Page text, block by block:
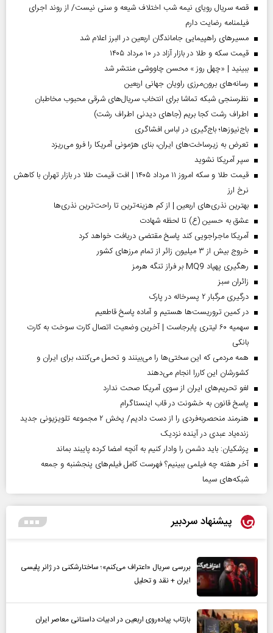
قصه سریال رویای نیمه شب اختلاف شیعه و سنی نیست/ از روند اجرای
فیلمنامه رضایت دارم
مسیر‌های راهپیمایی جاماندگان اربعین در البرز اعلام شد
قیمت سکه و طلا در بازار آزاد در ۱۰ مرداد ۱۴۰۵
ببینید | «چهل روز » محسن چاووشی منتشر شد
رسانه‌های برون‌مرزی راویان جهانی اربعین
نظرسنجی شبکه تماشا برای انتخاب سریال‌های شرقی محبوب مخاطبان
اطراف رشت کجا بریم (جاهای دیدنی اطراف رشت)
باج‌نیوزها؛ باج‌گیری در لباس افشاگری
تعرض به زیرساخت‌های ایران، بنای هژمونی آمریکا را فرو می‌ریزد
سپر آمریکا نشوید
قیمت طلا و سکه امروز ۱۱ مرداد ۱۴۰۵ | افت قیمت طلا در بازار تهران با کاهش
نرخ ارز
بهترین نذری‌های اربعین | از کم هزینه‌ترین تا راحت‌ترین نذری‌ها
عشق به حسین (ع) تا لحظه شهادت
آمریکا ماجراجویی کند پاسخ مقتضی دریافت خواهد کرد
خروج بیش از ۳ میلیون زائر از تمام مرز‌های کشور
رهگیری پهپاد MQ9 بر فراز تنگه هرمز
‌زائران سبز
درگیری مرگبار ۲ پسرخاله در پارک
در کمین تروریست‌ها هستیم و آماده پاسخ قاطعیم
سهمیه ۶۰ لیتری پابرجاست | آخرین وضعیت اتصال کارت سوخت به کارت
بانکی
همه مردمی که این سختی‌ها را می‌بینند و تحمل می‌کنند، برای ایران و
کشورشان این کاررا انجام می‌دهند
لغو تحریم‌های ایران از سوی آمریکا صحت ندارد
پاسخ قانون به خشونت در قاب اینستاگرام
هنرمند منحصر‌به‌فردی را از دست دادیم/ پخش ۲ مجموعه تلویزیونی جدید
زنده‌یاد عبدی در آینده نزدیک
پزشکیان: باید دشمن را وادار کنیم به آنچه امضا کرده پایبند بماند
آخر هفته چه فیلمی ببینیم؟ فهرست کامل فیلم‌های پنجشنبه و جمعه
شبکه‌های سیما
پیشنهاد سردبیر
بررسی سریال «اعتراف می‌کنم»؛ ساختارشکنی در ژانر پلیسی
ایران + نقد و تحلیل
بازتاب پیاده‌روی اربعین در ادبیات داستانی معاصر ایران